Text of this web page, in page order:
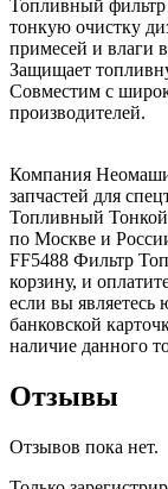
Топливный фильтр
тонкую очистку
примесей и влаги
Защищает
Совместим с
производителей.
Компания
запчастей для
Топливный Тонкой
по Москве и
FF5488 Фильтр
корзину, и
если вы
банковской
наличие данного
Отзывы
Отзывов пока нет.